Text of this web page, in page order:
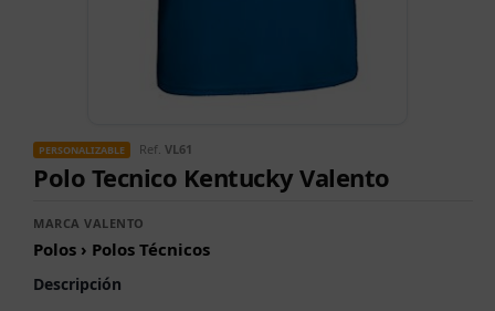
PERSONALIZABLE Ref. VL61
Polo Tecnico Kentucky Valento
MARCA VALENTO
Polos › Polos Técnicos
Descripción